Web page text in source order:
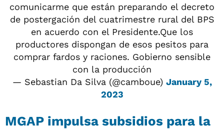
comunicarme que están preparando el decreto
de postergación del cuatrimestre rural del BPS
en acuerdo con el Presidente.Que los
productores dispongan de esos pesitos para
comprar fardos y raciones. Gobierno sensible
con la producción
— Sebastian Da Silva (@camboue) January 5,
2023
MGAP impulsa subsidios para la